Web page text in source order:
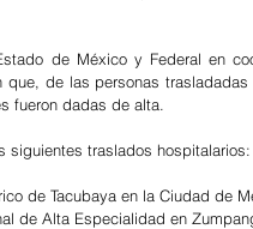
de México y Federal en
que, de las personas
fueron dadas de alta.
siguientes traslados hospitalarios:
de Tacubaya en la Ciudad de
de Alta Especialidad en